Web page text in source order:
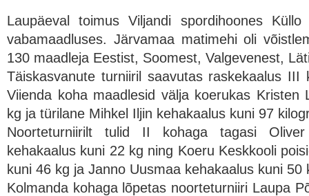
Laupäeval toimus Viljandi spordihoones Küllo
vabamaadluses. Järvamaa matimehi oli
130 maadleja Eestist, Soomest, Valgevenest,
Täiskasvanute turniiril saavutas raskekaalus III
Viienda koha maadlesid välja koerukas Kristen
kg ja türilane Mihkel Iljin kehakaalus kuni 97
Noorteturniirilt tulid II kohaga tagasi
kehakaalus kuni 22 kg ning Koeru Keskkooli
kuni 46 kg ja Janno Uusmaa kehakaalus kuni 50
Kolmanda kohaga lõpetas noorteturniiri Laupa